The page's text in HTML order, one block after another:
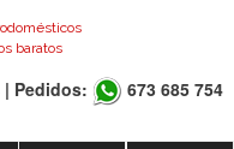
Pedidos: 673 685 754